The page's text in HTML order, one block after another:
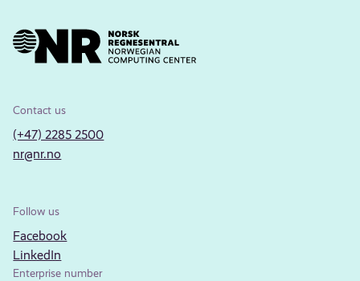
Contact us
(+47) 2285 2500
nr@nr.no
Follow us
Facebook
LinkedIn
Enterprise number